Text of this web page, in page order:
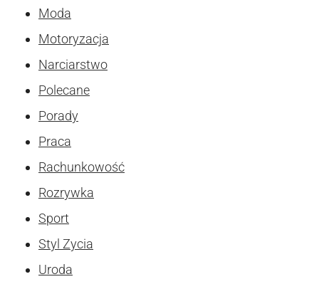
Moda
Motoryzacja
Narciarstwo
Polecane
Porady
Praca
Rachunkowość
Rozrywka
Sport
Styl Zycia
Uroda